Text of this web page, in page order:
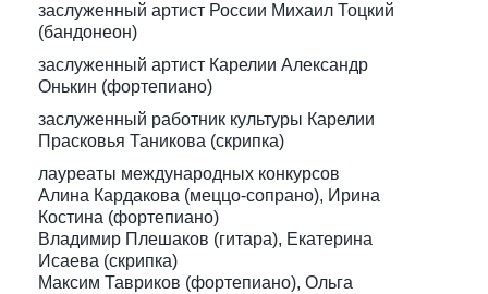
заслуженный артист России Михаил Тоцкий
(бандонеон)
заслуженный артист Карелии Александр
Онькин (фортепиано)
заслуженный работник культуры Карелии
Прасковья Таникова (скрипка)
лауреаты международных конкурсов
Алина Кардакова (меццо-сопрано), Ирина
Костина (фортепиано)
Владимир Плешаков (гитара), Екатерина
Исаева (скрипка)
Максим Тавриков (фортепиано), Ольга